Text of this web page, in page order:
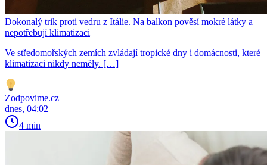
Dokonalý trik proti vedru z Itálie. Na balkon pověsí mokré látky a
nepotřebují klimatizaci
Ve středomořských zemích zvládají tropické dny i domácnosti, které
klimatizaci nikdy neměly. […]
Zodpovime.cz
dnes, 04:02
4 min